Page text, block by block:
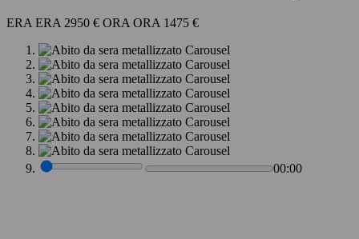
2950 € 1475 €
00:00